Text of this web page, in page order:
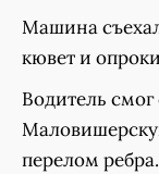
Машина
кювет и
Водитель смог
перелом ребра.